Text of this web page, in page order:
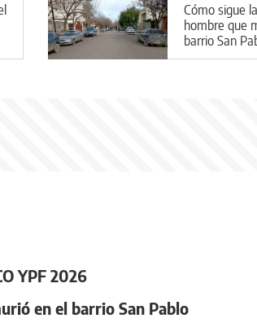
Cómo sigue
hombre que
barrio San
YPF 2026
en el barrio San Pablo